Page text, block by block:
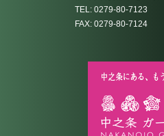
TEL: 0279-80-7123
FAX: 0279-80-7124